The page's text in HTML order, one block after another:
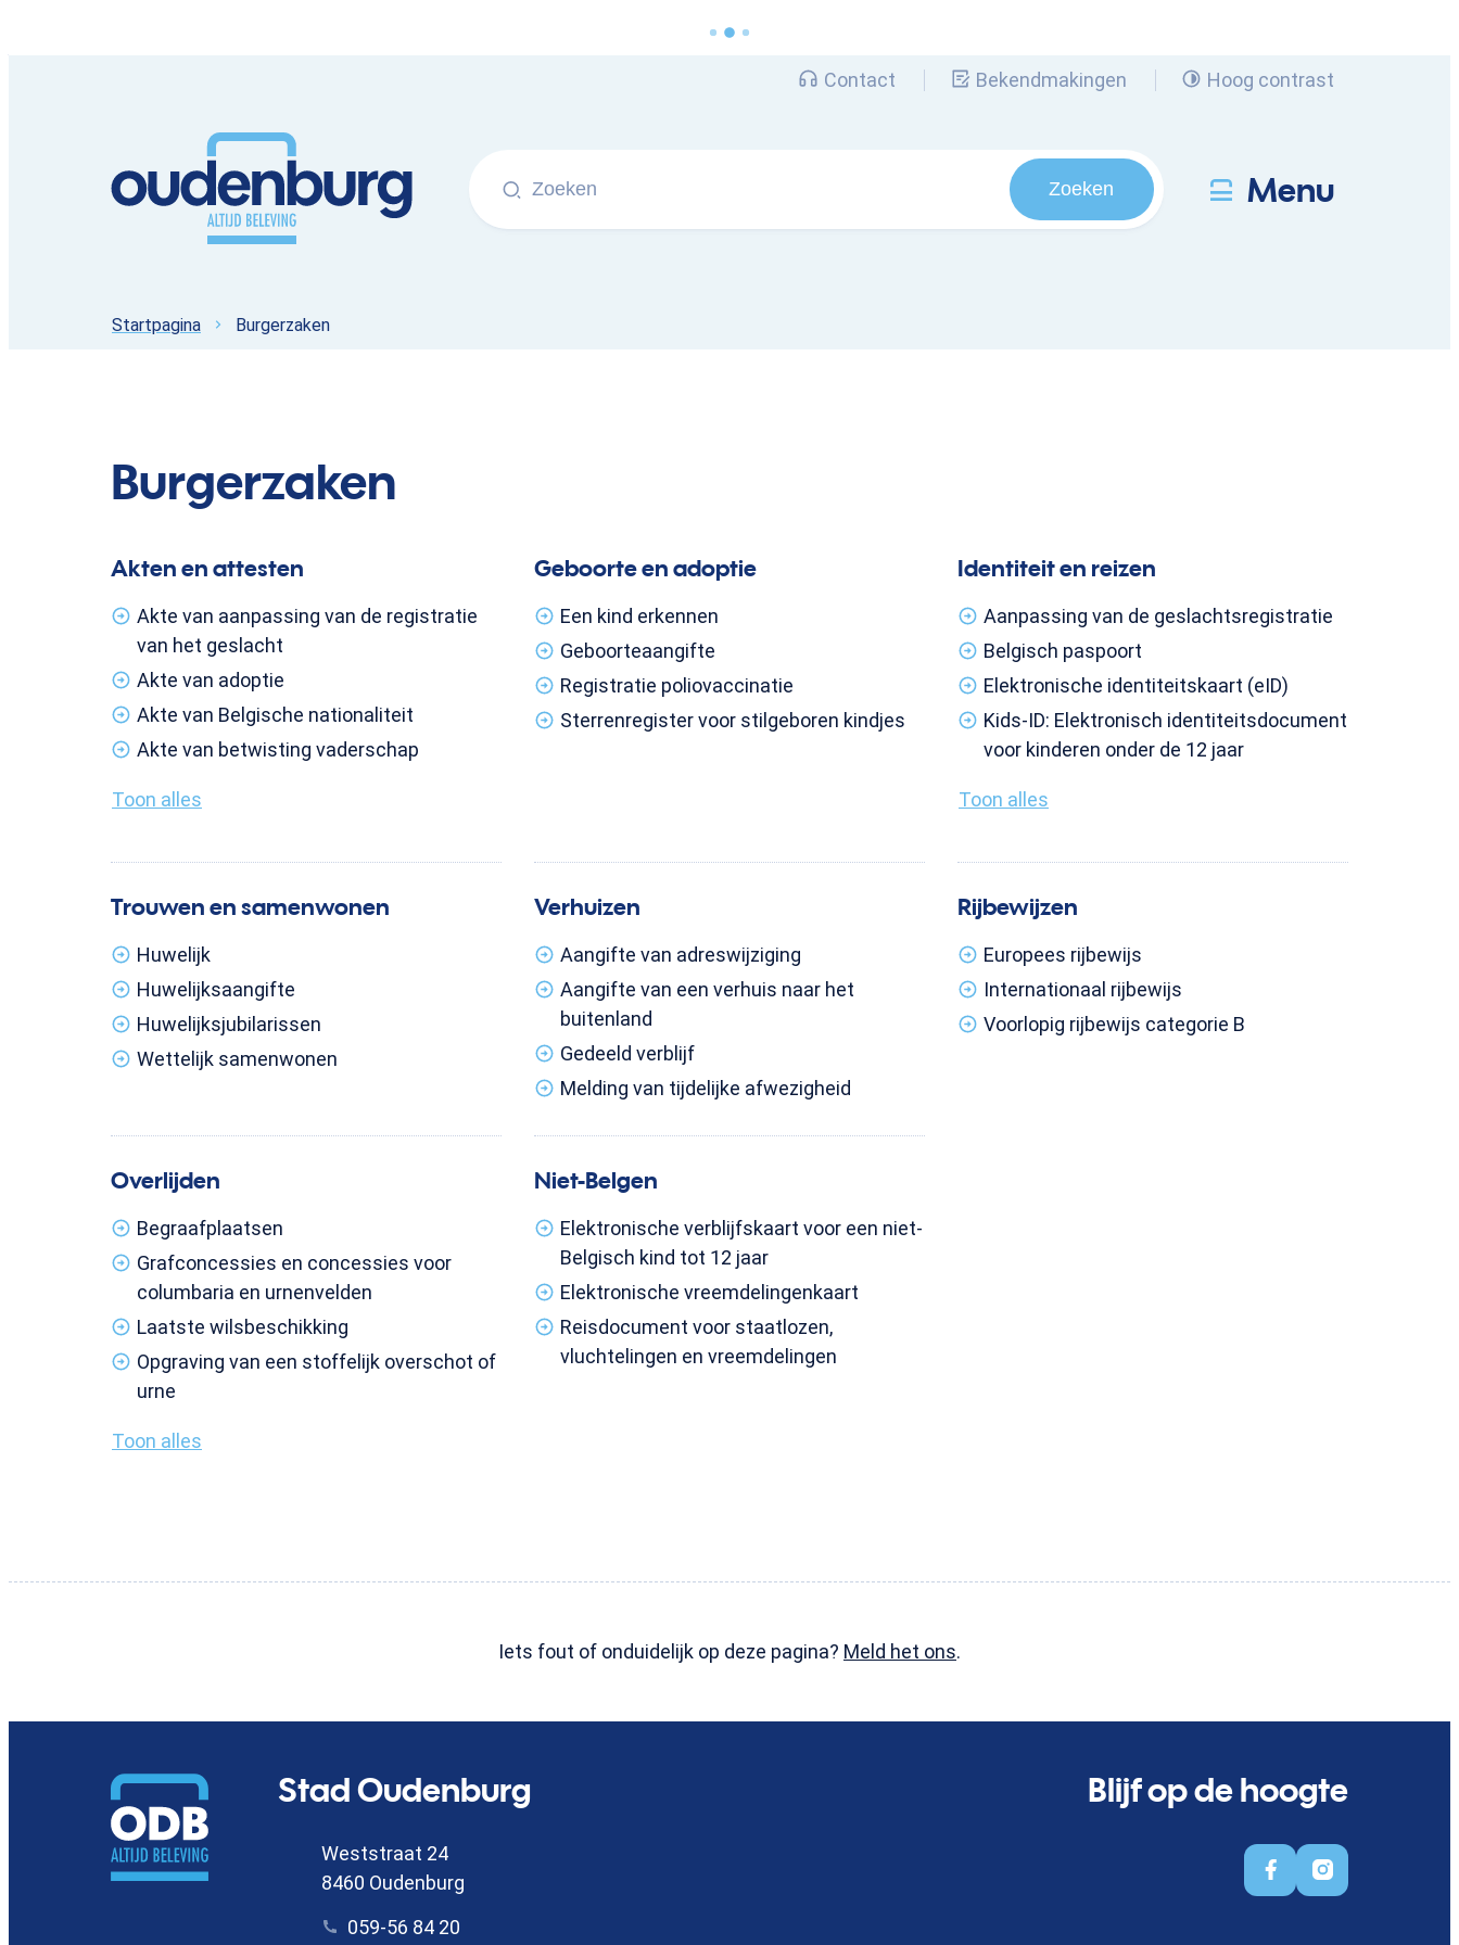
Contact Bekendmakingen Hoog contrast
Zoeken Menu
Startpagina Burgerzaken
Burgerzaken
Of ben je op zoek naar ...
Akten en attesten
Akte van aanpassing van de registratie
van het geslacht
Akte van adoptie
Akte van Belgische nationaliteit
Akte van betwisting vaderschap
Toon alles
Geboorte en adoptie
Een kind erkennen
Geboorteaangifte
Registratie poliovaccinatie
Sterrenregister voor stilgeboren kindjes
Identiteit en reizen
Aanpassing van de geslachtsregistratie
Belgisch paspoort
Elektronische identiteitskaart (eID)
Kids-ID: Elektronisch identiteitsdocument
voor kinderen onder de 12 jaar
Toon alles
Trouwen en samenwonen
Huwelijk
Huwelijksaangifte
Huwelijksjubilarissen
Wettelijk samenwonen
Verhuizen
Aangifte van adreswijziging
Aangifte van een verhuis naar het
buitenland
Gedeeld verblijf
Melding van tijdelijke afwezigheid
Rijbewijzen
Europees rijbewijs
Internationaal rijbewijs
Voorlopig rijbewijs categorie B
Overlijden
Begraafplaatsen
Grafconcessies en concessies voor
columbaria en urnenvelden
Laatste wilsbeschikking
Opgraving van een stoffelijk overschot of
urne
Toon alles
Niet-Belgen
Elektronische verblijfskaart voor een niet-
Belgisch kind tot 12 jaar
Elektronische vreemdelingenkaart
Reisdocument voor staatlozen,
vluchtelingen en vreemdelingen
Iets fout of onduidelijk op deze pagina? Meld het ons.
Contact
Stad Oudenburg
AdresWeststraat 24
,8460 Oudenburg
059-56 84 20
Blijf op de hoogte
FacebookInstagram